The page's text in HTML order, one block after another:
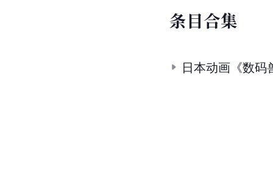
条目合集
日本动画《数码